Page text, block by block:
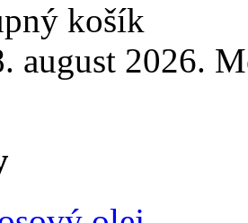
košík
august 2026.